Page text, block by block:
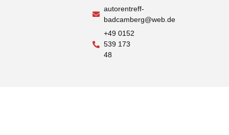
autorentreff-
badcamberg@web.de
+49 0152
539 173
48